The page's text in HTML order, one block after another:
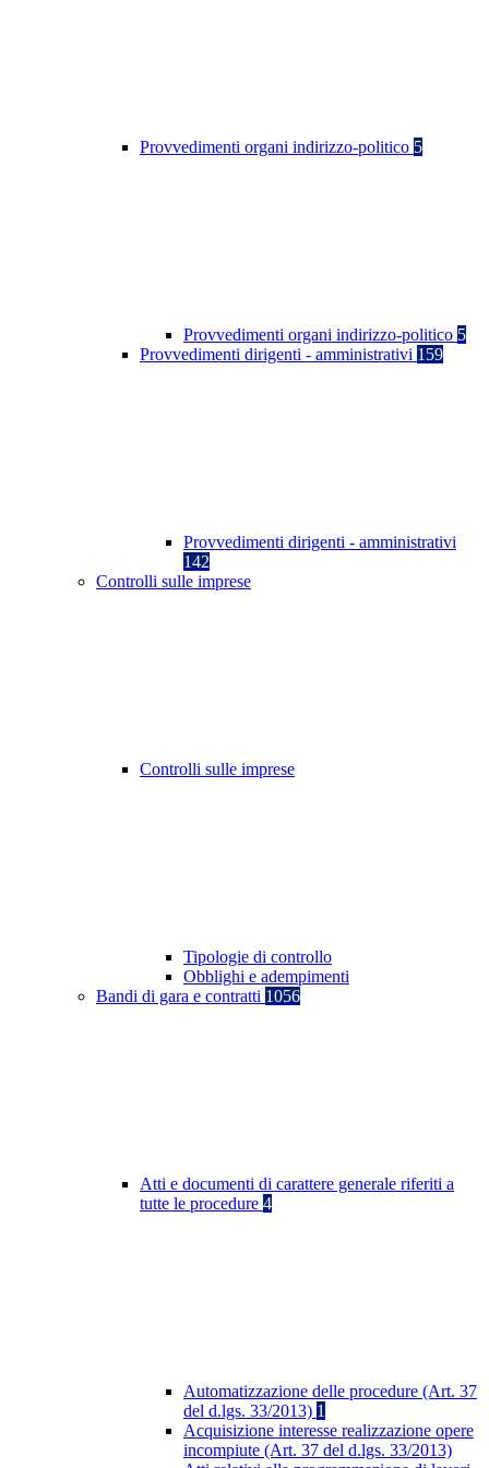
Provvedimenti organi indirizzo-politico 5
Provvedimenti organi indirizzo-politico 5
Provvedimenti dirigenti - amministrativi 159
Provvedimenti dirigenti - amministrativi
142
Controlli sulle imprese
Controlli sulle imprese
Tipologie di controllo
Obblighi e adempimenti
Bandi di gara e contratti 1056
Atti e documenti di carattere generale riferiti a
tutte le procedure 4
Automatizzazione delle procedure (Art. 37
del d.lgs. 33/2013) 1
Acquisizione interesse realizzazione opere
incompiute (Art. 37 del d.lgs. 33/2013)